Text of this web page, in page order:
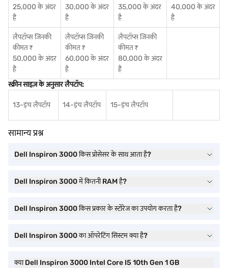
25,000 के अंदर
है
30,000 के अंदर
है
35,000 के अंदर
है
40,000 के अंदर
है
लैपटॉप्स जिनकी
कीमत ₹
50,000 के अंदर
है
लैपटॉप्स जिनकी
कीमत ₹
60,000 के अंदर
है
लैपटॉप्स जिनकी
कीमत ₹
80,000 के अंदर
है
स्क्रीन साइज़ के अनुसार लैपटॉप:
13-इंच लैपटॉप 14-इंच लैपटॉप 15-इंच लैपटॉप
सामान्य प्रश्न
Dell Inspiron 3000 किस प्रोसेसर के साथ आता है?
Dell Inspiron 3000 में कितनी RAM है?
Dell Inspiron 3000 किस प्रकार के स्टोरेज का उपयोग करता है?
Dell Inspiron 3000 का ऑपरेटिंग सिस्टम क्या है?
क्या Dell Inspiron 3000 Intel Core I5 10th Gen 1 GB